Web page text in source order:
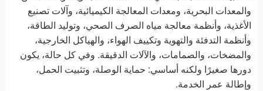
والمعدات البحرية، ومعدات المعالجة الكيميائية، وآلات تصنيع
الأغذية، وأنظمة معالجة مياه الصرف الصحي، وتوليد الطاقة،
وأنظمة التدفئة والتهوية وتكييف الهواء، والهياكل الخارجية،
والمضخات، والصمامات، والآلات الدقيقة. وفي كل حالة، يكون
دورها صغيرًا ولكنه أساسي: حماية الوصلة، وتثبيت الحمل،
وإطالة عمر الخدمة.